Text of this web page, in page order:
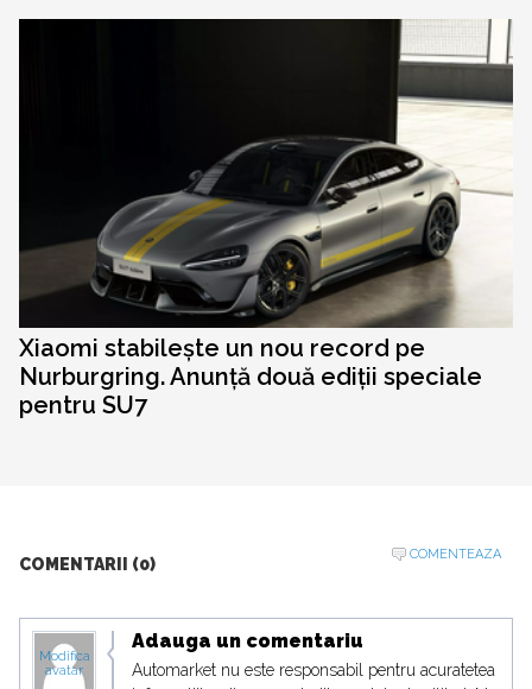
Xiaomi stabilește un nou record pe
Nurburgring. Anunță două ediții speciale
pentru SU7
COMENTARII (0)
COMENTEAZA
Modifica
avatar
Adauga un comentariu
Automarket nu este responsabil pentru acuratetea